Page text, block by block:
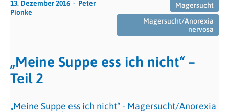
13. Dezember 2016
Peter
Pionke
Magersucht
Magersucht/Anorexia
nervosa
„Meine Suppe ess ich nicht“ –
Teil 2
„Meine Suppe ess ich nicht“ - Magersucht/Anorexia